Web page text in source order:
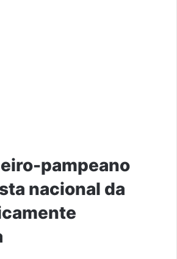
pampeano
nacional da